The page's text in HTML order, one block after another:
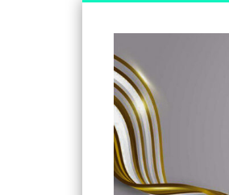
Somos un medio de